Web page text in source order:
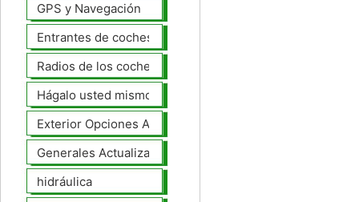
GPS y Navegación
Entrantes de coches
Radios de los coches
Hágalo usted mismo Mejoras Auto
Exterior Opciones Aftermarket
Generales Actualizaciones Auto
hidráulica